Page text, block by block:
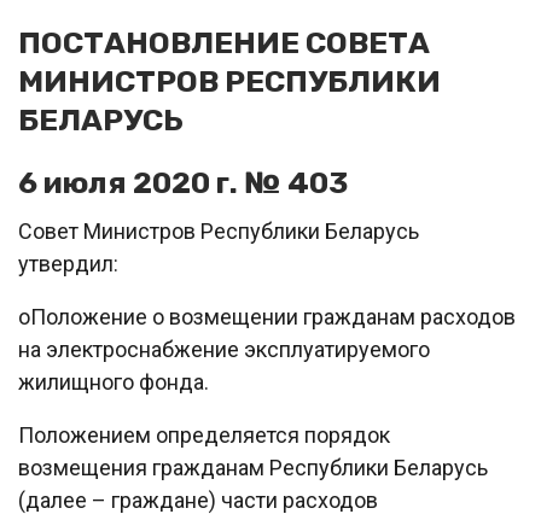
ПОСТАНОВЛЕНИЕ СОВЕТА
МИНИСТРОВ РЕСПУБЛИКИ
БЕЛАРУСЬ
6 июля 2020 г. № 403
Совет Министров Республики Беларусь
утвердил:
oПоложение о возмещении гражданам расходов
на электроснабжение эксплуатируемого
жилищного фонда.
Положением определяется порядок
возмещения гражданам Республики Беларусь
(далее – граждане) части расходов